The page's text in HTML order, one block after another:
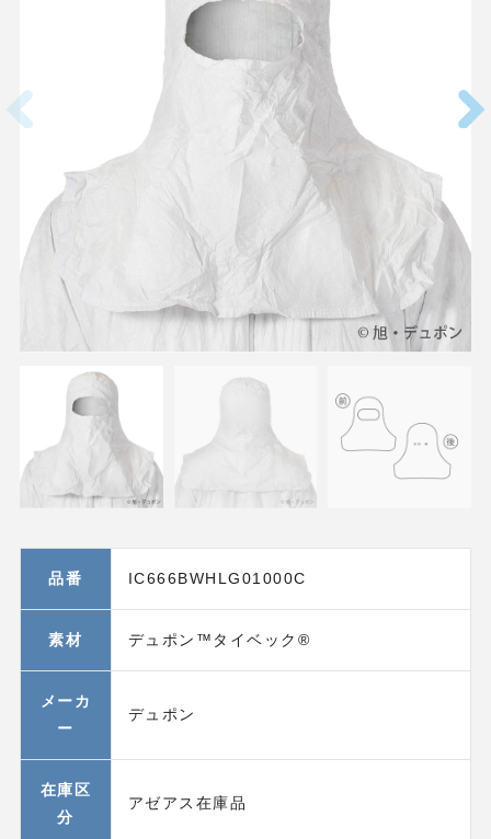
品番 IC666BWHLG01000C
素材 デュポン™タイベック®
メーカ
ー
デュポン
在庫区
分
アゼアス在庫品